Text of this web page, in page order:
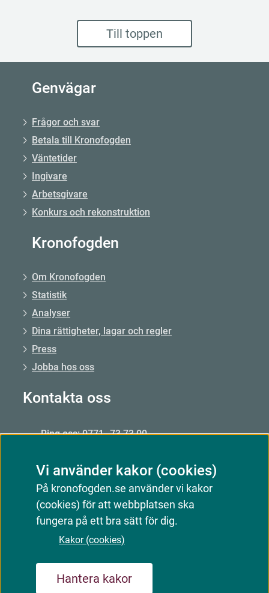
Till toppen
Vi använder kakor (cookies)
På kronofogden.se använder vi kakor
(cookies) för att webbplatsen ska
fungera på ett bra sätt för dig.
Kakor (cookies)
Hantera kakor
Genvägar
Frågor och svar
Betala till Kronofogden
Väntetider
Ingivare
Arbetsgivare
Konkurs och rekonstruktion
Kronofogden
Om Kronofogden
Statistik
Analyser
Dina rättigheter, lagar och regler
Press
Jobba hos oss
Kontakta oss
Ring oss: 0771–73 73 00
Öppet: mån–fre 09.00–15.00
Mejla oss
Kontakta oss
Webbkarta Om webbplatsen Kakor (cookies)